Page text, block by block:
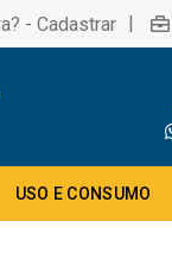
- Cadastrar |
USO E CONSUMO